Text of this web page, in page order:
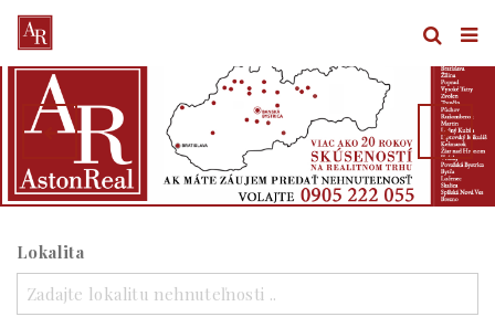
Lokalita
Zadajte lokalitu nehnuteľnosti ..